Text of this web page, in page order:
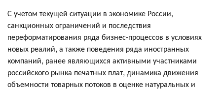
С учетом текущей ситуации в экономике России,
санкционных ограничений и последствия
переформатирования ряда бизнес-процессов в условиях
новых реалий, а также поведения ряда иностранных
компаний, ранее являющихся активными участниками
российского рынка печатных плат, динамика движения
объемности товарных потоков в оценке натуральных и